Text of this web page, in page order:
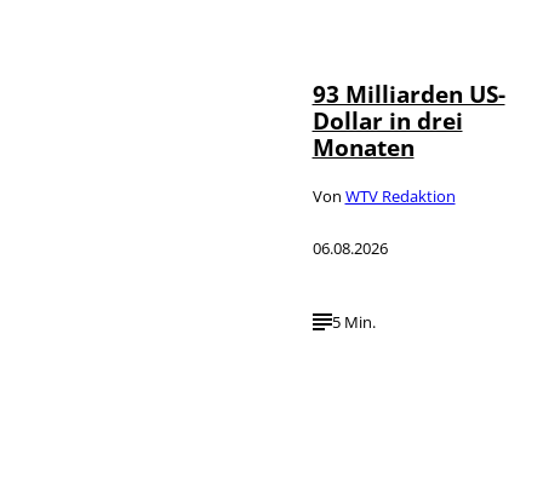
93 Milliarden US-
Dollar in drei
Monaten
Von WTV Redaktion
06.08.2026
5 Min.